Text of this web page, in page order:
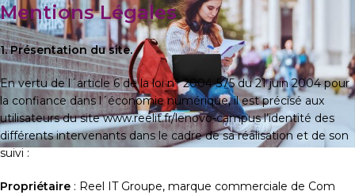
Mentions Légales
1. Présentation du site.
En vertu de l´article 6 de la loi n° 2004-575 du 21 juin 2004 pour
la confiance dans l´économie numérique, il est précisé aux
utilisateurs du site www.reelit.fr/lenovo-campus l’identité des
différents intervenants dans le cadre de sa réalisation et de son
suivi :
Propriétaire : Reel IT Groupe, marque commerciale de Com